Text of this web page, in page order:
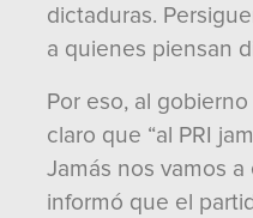
dictaduras.
a quienes piensan
Por eso, al
claro que “al PRI
Jamás nos vamos a
informó que el